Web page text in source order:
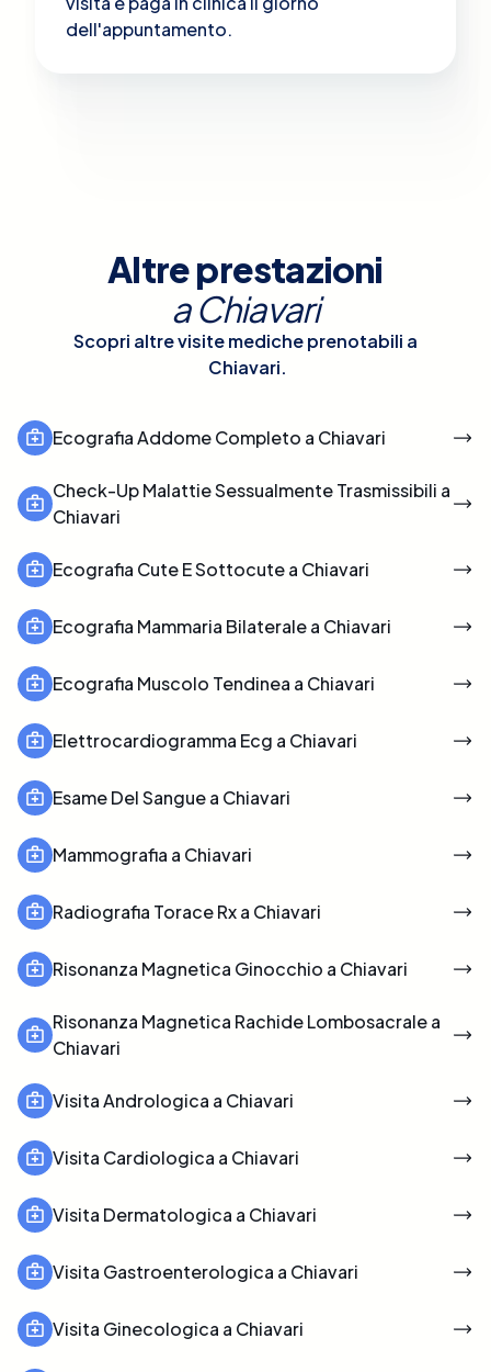
dell'appuntamento.
Altre prestazioni
aChiavari
Scopri altre visite mediche prenotabili a
Chiavari.
Ecografia Addome Completo a Chiavari
Check-Up Malattie Sessualmente Trasmissibili a
Chiavari
Ecografia Cute E Sottocute a Chiavari
Ecografia Mammaria Bilaterale a Chiavari
Ecografia Muscolo Tendinea a Chiavari
Elettrocardiogramma Ecg a Chiavari
Esame Del Sangue a Chiavari
Mammografia a Chiavari
Radiografia Torace Rx a Chiavari
Risonanza Magnetica Ginocchio a Chiavari
Risonanza Magnetica Rachide Lombosacrale a
Chiavari
Visita Andrologica a Chiavari
Visita Cardiologica a Chiavari
Visita Dermatologica a Chiavari
Visita Gastroenterologica a Chiavari
Visita Ginecologica a Chiavari